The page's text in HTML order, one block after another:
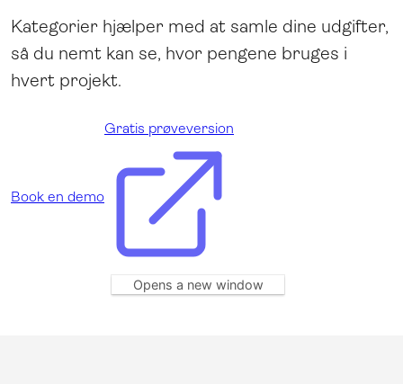
Kategorier hjælper med at samle dine udgifter,
så du nemt kan se, hvor pengene bruges i
hvert projekt.
Book en demo
Gratis prøveversion
Opens a new window